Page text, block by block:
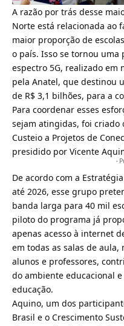
A razão por trás desse
Norte está relacionada ao
maior proporção de
o país. Isso se tornou
espectro 5G, realizado em
pela Anatel, que destinou
de R$ 3,1 bilhões, para a
Para coordenar esses
sejam atingidas, foi criado
Custeio a Projetos de
presidido por Vicente
-
De acordo com a
até 2026, esse grupo
banda larga para 40 mil
piloto do programa já
apenas acesso à internet
em todas as salas de
alunos e professores,
do ambiente educacional
educação.
Aquino, um dos
Brasil e o Crescimento